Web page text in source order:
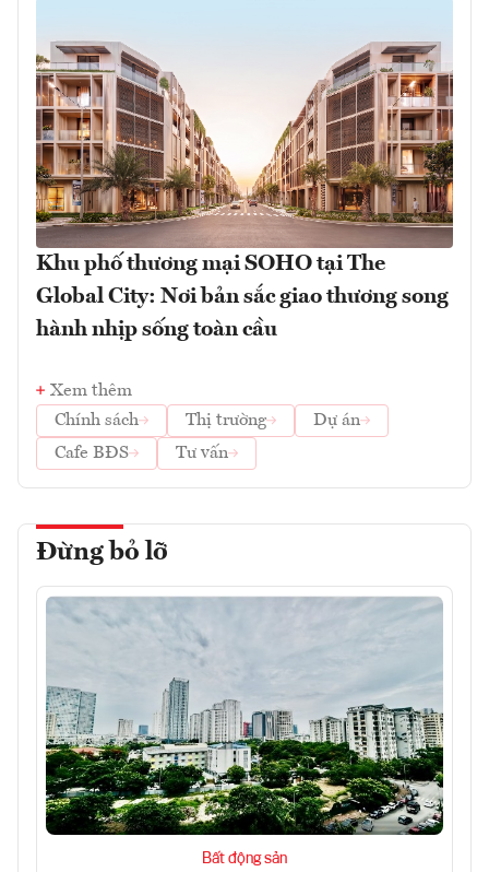
Khu phố thương mại SOHO tại The
Global City: Nơi bản sắc giao thương song
hành nhịp sống toàn cầu
Xem thêm
Chính sách
Thị trường
Dự án
Cafe BĐS
Tư vấn
Đừng bỏ lỡ
Bất động sản